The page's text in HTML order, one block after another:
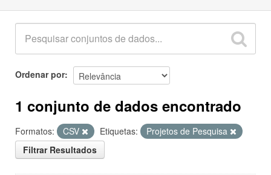
Ordenar por
1 conjunto de dados encontrado
Formatos: CSV Etiquetas:
Projetos de Pesquisa
Filtrar Resultados